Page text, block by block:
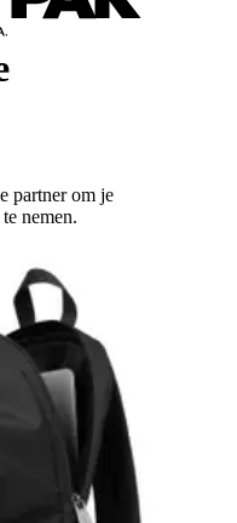
partner om je
nemen.